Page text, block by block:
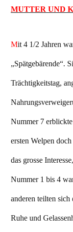
MUTTER UND
Mit 4 1/2 Jahren
„Spätgebärende“.
Trächtigkeitstag,
Nummer 7
ersten Welpen
das grosse
Nummer 1 bis 4
anderen teilten
Ruhe und